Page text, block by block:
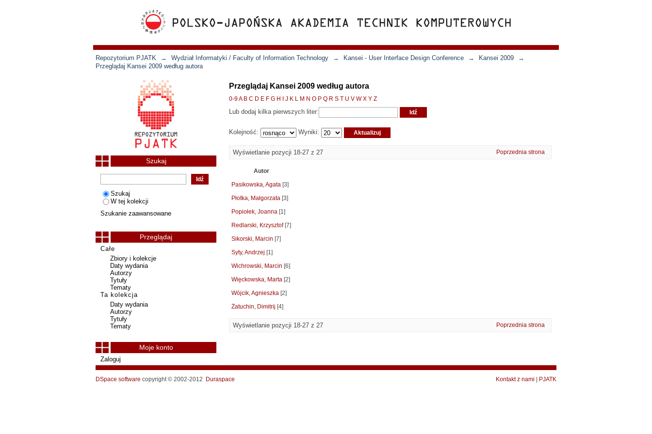
Repozytorium PJATK → Wydział Informatyki / Faculty of Information Technology → Kansei - User Interface Design Conference → Kansei 2009
→
Przeglądaj Kansei 2009 według autora
Przeglądaj Kansei 2009 według autora
0-9A B C D E F G H J K L M N O P Q R S T U V W X Y Z
Lub dodaj kilka pierwszych liter:
Kolejność: Wyniki:
Wyświetlanie pozycji 18-27 z 27 Poprzednia strona
Autor
Pasikowska, Agata [3]
Płotka, Małgorzata [3]
Popiołek, Joanna [1]
Redlarski, Krzysztof[7]
Sikorski, Marcin [7]
Syty, Andrzej [1]
Wichrowski, Marcin [6]
Więckowska, Marta [2]
Wójcik, Agnieszka [2]
Żatuchin, Dimitrij [4]
Wyświetlanie pozycji 18-27 z 27 Poprzednia strona
Szukaj
Szukaj
W tej kolekcji
Szukanie zaawansowane
Przeglądaj
Całe
Zbiory i kolekcje
Daty wydania
Autorzy
Tytuły
Tematy
Ta kolekcja
Daty wydania
Autorzy
Tytuły
Tematy
Moje konto
Zaloguj
DSpace software copyright © 2002-2012 Duraspace Kontakt z nami PJATK